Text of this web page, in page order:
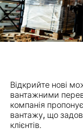
Відкрийте нові
вантажними
компанія
вантажу, що
клієнтів.